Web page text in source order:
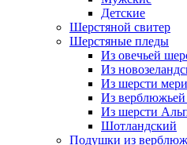
Детские
Шерстяной свитер
Шерстяные пледы
Из овечьей
Из
Из шерсти
Из
Из шерсти
Шотландский
Подушки из